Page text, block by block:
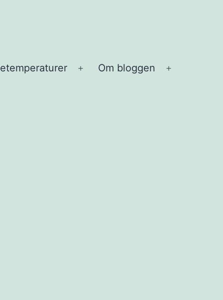
Open
Om bloggen